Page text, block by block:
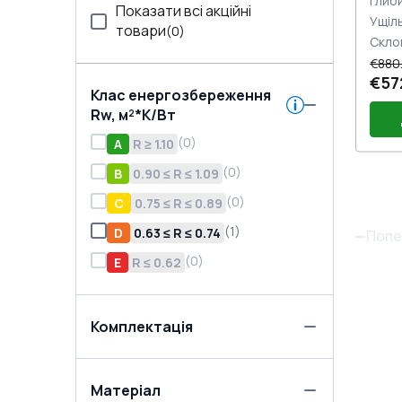
Показати всі акційні
товари(0)
Клас енергозбереження
Rw, м²*K/Вт
A R ≥ 1.10 (0)
B
0.90 ≤ R ≤ 1.09 (0)
C
0.75 ≤ R ≤ 0.89 (0)
D
0.63 ≤ R ≤ 0.74 (1)
E
R ≤ 0.62 (0)
Комплектація
Матеріал